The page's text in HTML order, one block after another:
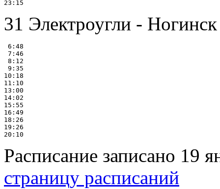
31 Электроугли - Ногинск
6:48
7:46
8:12
9:35
10:18
11:10
13:00
14:02
15:55
16:49
18:26
19:26
Расписание записано 19
страницу расписаний